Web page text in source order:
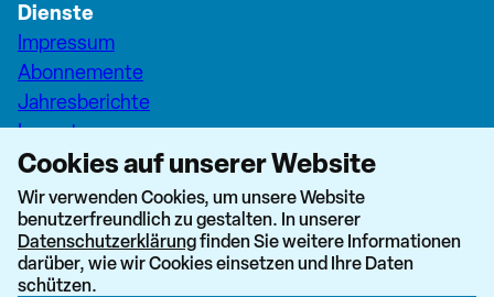
Dienste
Impressum
Abonnemente
Jahresberichte
Inserate
Pfarreiseiten Stadt Zürich
Dashboard Forum+
Cookies auf unserer Website
Wir verwenden Cookies, um unsere Website
benutzerfreundlich zu gestalten. In unserer
Datenschutzerklärungfinden Sie weitere Informationen
darüber, wie wir Cookies einsetzen und Ihre Daten
schützen.